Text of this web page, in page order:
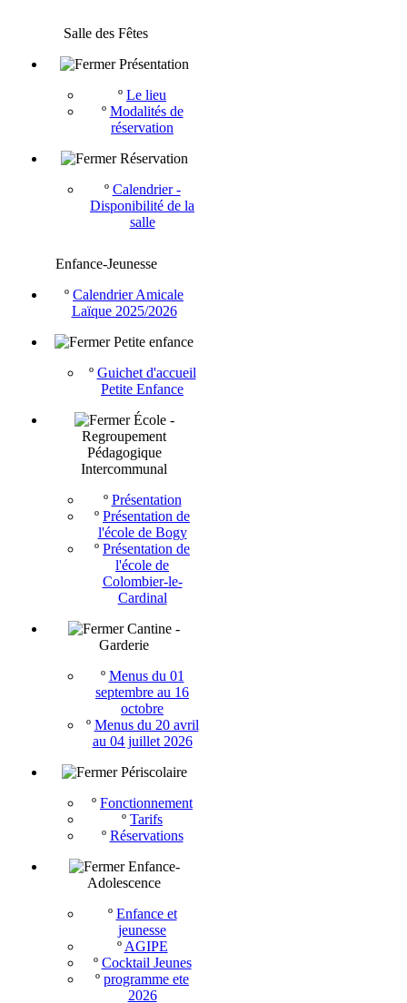
Salle des Fêtes
Présentation
º Le lieu
º Modalités de
réservation
Réservation
º Calendrier -
Disponibilité de la
salle
Enfance-Jeunesse
º Calendrier Amicale
Laïque 2025/2026
Petite enfance
º Guichet d'accueil
Petite Enfance
École -
Regroupement
Pédagogique
Intercommunal
º Présentation
º Présentation de
l'école de Bogy
º Présentation de
l'école de
Colombier-le-
Cardinal
Cantine -
Garderie
º Menus du 01
septembre au 16
octobre
º Menus du 20 avril
au 04 juillet 2026
Périscolaire
º Fonctionnement
º Tarifs
º Réservations
Enfance-
Adolescence
º Enfance et
jeunesse
º AGIPE
º Cocktail Jeunes
º programme ete
2026